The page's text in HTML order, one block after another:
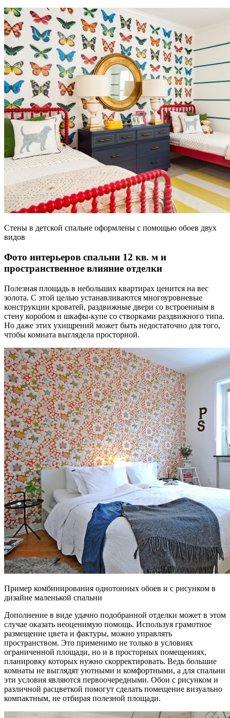
Стены в детской спальне оформлены с помощью обоев двух
видов
Фото интерьеров спальни 12 кв. м и
пространственное влияние отделки
Полезная площадь в небольших квартирах ценится на вес
золота. С этой целью устанавливаются многоуровневые
конструкции кроватей, раздвижные двери со встроенным в
стену коробом и шкафы-купе со створками раздвижного типа.
Но даже этих ухищрений может быть недостаточно для того,
чтобы комната выглядела просторной.
Пример комбинирования однотонных обоев и с рисунком в
дизайне маленькой спальни
Дополнение в виде удачно подобранной отделки может в этом
случае оказать неоценимую помощь. Используя грамотное
размещение цвета и фактуры, можно управлять
пространством. Это применимо не только в условиях
ограниченной площади, но и в просторных помещениях,
планировку которых нужно скорректировать. Ведь большие
комнаты не выглядят уютными и комфортными, а для спальни
эти условия являются первоочередными. Обои с рисунком и
различной расцветкой помогут сделать помещение визуально
компактным, не отбирая полезной площади.